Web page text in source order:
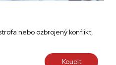
nebo ozbrojený konflikt,
Koupit